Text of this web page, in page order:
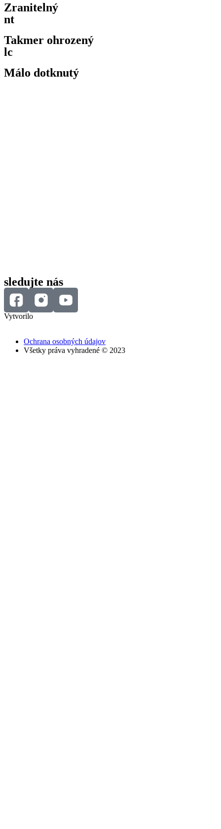
Zranitelný
nt
Takmer ohrozený
lc
Málo dotknutý
sledujte nás
Vytvorilo
Ochrana osobných údajov
Všetky práva vyhradené © 2023